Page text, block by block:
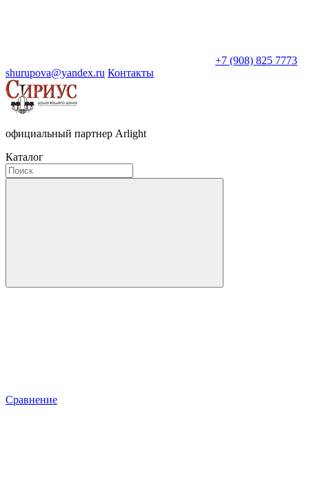
+7 (908) 825 7773
shurupova@yandex.ru Контакты
официальный партнер Arlight
Каталог
Сравнение